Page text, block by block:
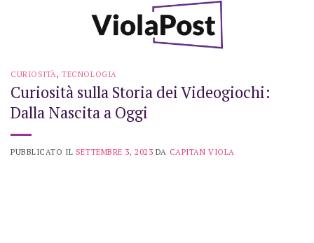
CURIOSITÀ,TECNOLOGIA
Curiosità sulla Storia dei Videogiochi:
Dalla Nascita a Oggi
PUBBLICATO IL SETTEMBRE 3, 2023 DA CAPITAN VIOLA